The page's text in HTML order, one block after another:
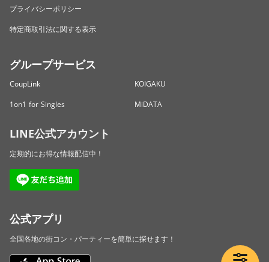
プライバシーポリシー
特定商取引法に関する表示
グループサービス
CoupLink
KOIGAKU
1on1 for Singles
MiDATA
LINE公式アカウント
定期的にお得な情報配信中！
公式アプリ
全国各地の街コン・パーティーを簡単に探せます！